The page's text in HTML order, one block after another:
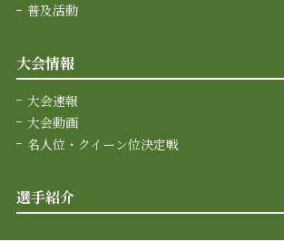
普及活動
大会情報
大会速報
大会動画
名人位・クイーン位決定戦
選手紹介